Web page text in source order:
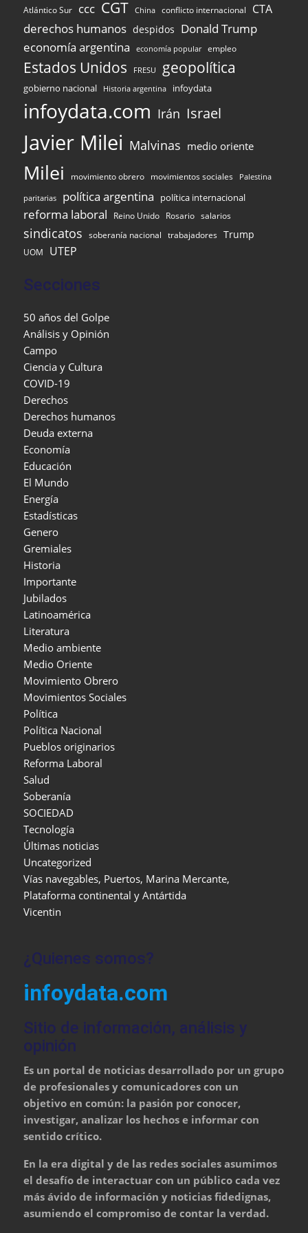
Atlántico Sur ccc CGT China conflicto internacional CTA
derechos humanos despidos Donald Trump
economía argentina
economía popular empleo
Estados Unidos FRESU geopolítica
gobierno nacional Historia argentina infoydata
infoydata.com Irán Israel
Javier Milei Malvinas medio oriente
Milei movimiento obrero movimientos sociales Palestina
paritarias política argentina política internacional
reforma laboral Reino Unido Rosario salarios
sindicatos soberanía nacional trabajadores Trump
UOM UTEP
Secciones
50 años del Golpe
Análisis y Opinión
Campo
Ciencia y Cultura
COVID-19
Derechos
Derechos humanos
Deuda externa
Economía
Educación
El Mundo
Energía
Estadísticas
Genero
Gremiales
Historia
Importante
Jubilados
Latinoamérica
Literatura
Medio ambiente
Medio Oriente
Movimiento Obrero
Movimientos Sociales
Política
Política Nacional
Pueblos originarios
Reforma Laboral
Salud
Soberanía
SOCIEDAD
Tecnología
Últimas noticias
Uncategorized
Vías navegables, Puertos, Marina Mercante,
Plataforma continental y Antártida
Vicentin
¿Quienes somos?
infoydata.com
Sitio de información, análisis y
opinión
Es un portal de noticias desarrollado por un grupo
de profesionales y comunicadores con un
objetivo en común: la pasión por conocer,
investigar, analizar los hechos e informar con
sentido crítico.
En la era digital y de las redes sociales asumimos
el desafío de interactuar con un público cada vez
más ávido de información y noticias fidedignas,
asumiendo el compromiso de contar la verdad.